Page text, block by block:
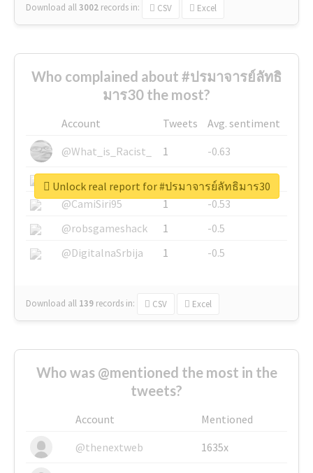
Download all3002 records in: CSV Excel
Who complained about #ปรมาจารย์ลัทธิ
มาร30 the most?
Account Tweets
Avg. sentiment
@What_is_Racist_
1
-0.63
@SkateChart
1
-0.6
@CamiSiri95
1
-0.53
@robsgameshack
1
-0.5
@DigitalnaSrbija
1 -0.5
Download all 139 records in: CSV Excel
Unlock real report for #ปรมาจารย์ลัทธิมาร30
Who was @mentioned the most in the
tweets?
Account
Mentioned
@thenextweb
1635x